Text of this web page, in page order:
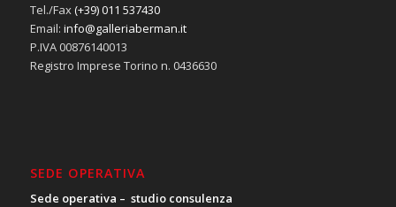
Tel./Fax(+39) 011 537430
Email: info@galleriaberman.it
P.IVA 00876140013
Registro Imprese Torino n. 0436630
SEDE OPERATIVA
Sede operativa – studio consulenza